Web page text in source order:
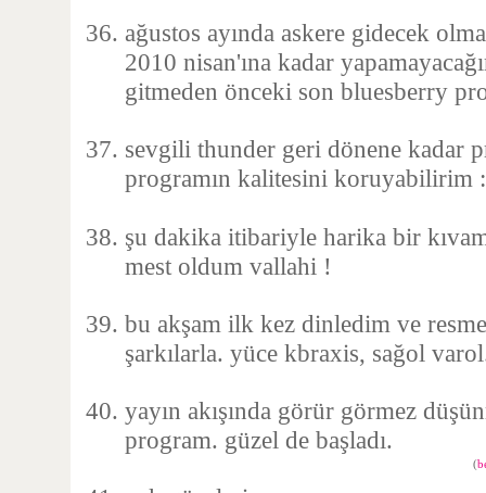
ağustos ayında askere gidecek
2010 nisan'ına kadar
gitmeden önceki son bluesberry
sevgili thunder geri dönene kadar
programın kalitesini koruyabilirim
şu dakika itibariyle harika bir
mest oldum vallahi !
bu akşam ilk kez dinledim ve
şarkılarla. yüce kbraxis, sağol
yayın akışında görür görmez
program. güzel de başladı.
(